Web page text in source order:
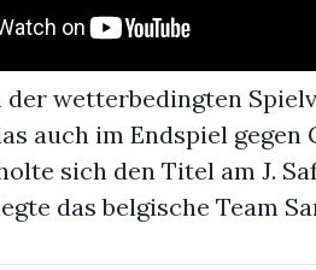
wetterbedingten
auch im Endspiel
sich den Titel am J.
das belgische Team